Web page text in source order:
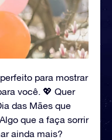
para mostrar
você. 💖 Quer
das Mães que
que a faça sorrir
ainda mais?